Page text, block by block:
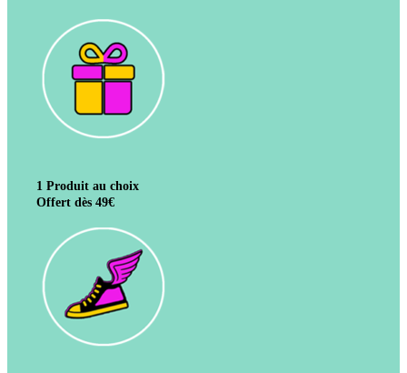
1 Produit au choix
Offert dès 49€